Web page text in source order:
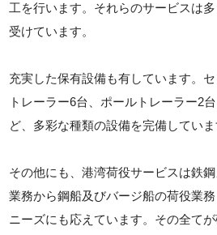
工を行います。それらのサービスは
受けています。
充実した保有設備も有しています。
トレーラー6台、ポールトレーラー2
ど、多彩な種類の設備を完備していま
その他にも、港湾荷役サービスは鉄
業務から鋼船及びバージ船の荷役業
ニーズにも応えています。その全て